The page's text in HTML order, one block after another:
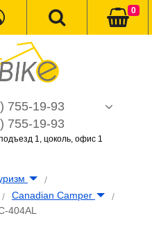
755-19-93
755-19-93
1, цоколь, офис 1
0
Canadian Camper
404AL